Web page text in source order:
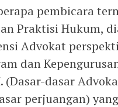
pembicara
Praktisi Hukum,
Advokat
dan
(Dasar-dasar
perjuangan)